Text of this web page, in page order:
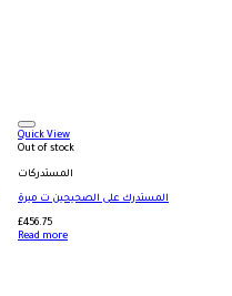
Quick View
Out of stock
المستدركات
المستدرك على الصحيحين ت ميرة
£456.75
Read more